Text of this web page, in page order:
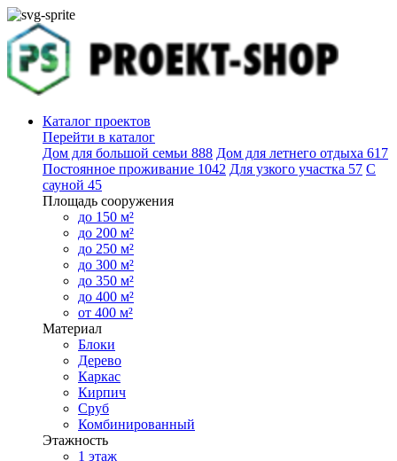
Каталог проектов
Перейти в каталог
Дом для большой семьи 888 Дом для летнего отдыха 617
Постоянное проживание 1042 Для узкого участка 57 С
сауной 45
Площадь сооружения
до 150 м²
до 200 м²
до 250 м²
до 300 м²
до 350 м²
до 400 м²
от 400 м²
Материал
Блоки
Дерево
Каркас
Кирпич
Сруб
Комбинированный
Этажность
1 этаж